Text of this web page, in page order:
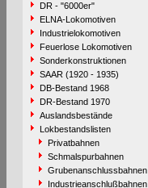
DR - "6000er"
ELNA-Lokomotiven
Industrielokomotiven
Feuerlose Lokomotiven
Sonderkonstruktionen
SAAR (1920 - 1935)
DB-Bestand 1968
DR-Bestand 1970
Auslandsbestände
Lokbestandslisten
Privatbahnen
Schmalspurbahnen
Grubenanschlussbahnen
Industrieanschlußbahnen